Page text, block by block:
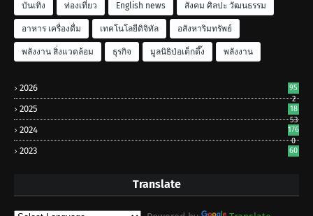
บันเทิง ท่องเที่ยว English news สังคม ศิลปะ วัฒนธรรม
อาหาร เครื่องดื่ม เทคโนโลยีดิจิทัล อสังหาริมทรัพย์
พลังงาน สิ่งแวดล้อม ธุรกิจ มูลนิธิป่อเต็กตึ๊ง พลังงาน
2026
95
2
2025
18
53
2024
176
0
2023 60
Translate